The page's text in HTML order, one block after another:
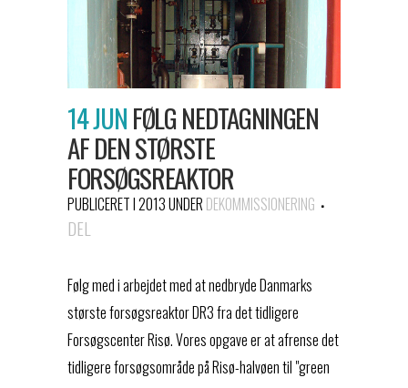
14 JUNFØLG NEDTAGNINGEN
AF DEN STØRSTE
FORSØGSREAKTOR
PUBLICERET I 2013UNDER DEKOMMISSIONERING
DEL
Følg med i arbejdet med at nedbryde Danmarks
største forsøgsreaktor DR3 fra det tidligere
Forsøgscenter Risø. Vores opgave er at afrense det
tidligere forsøgsområde på Risø-halvøen til "green